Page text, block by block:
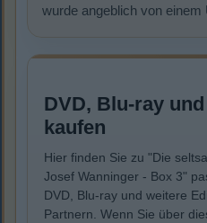
wurde angeblich von einem
DVD, Blu-ray
kaufen
Hier finden Sie zu "Die
Josef Wanninger - Box 3"
DVD, Blu-ray und weitere
Partnern. Wenn Sie über